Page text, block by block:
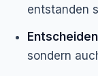
entstanden
sondern